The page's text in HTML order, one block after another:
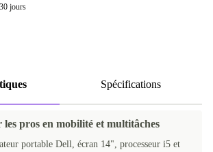
jours
Spécifications
pros en mobilité et multitâches
portable Dell, écran 14", processeur i5 et